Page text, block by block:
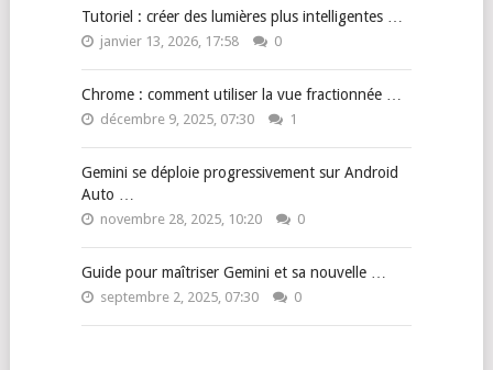
Tutoriel : créer des lumières plus intelligentes …
janvier 13, 2026, 17:58 0
Chrome : comment utiliser la vue fractionnée …
décembre 9, 2025, 07:30 1
Gemini se déploie progressivement sur Android
Auto …
novembre 28, 2025, 10:20 0
Guide pour maîtriser Gemini et sa nouvelle …
septembre 2, 2025, 07:30 0